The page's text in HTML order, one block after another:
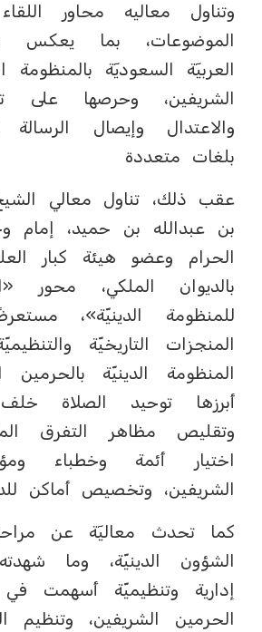
وتناول معاليه محاور
الموضوعات، بما يعكس
العربيٓة السعوديٓة بالمنظومة
الشريفين، وحرصها على
والاعتدال وإيصال الرسالة
بلغات متعددة
عقب ذلك، تناول معالي
بن عبدالله بن حميد، إمام
الحرام وعضو هيئة كبار
بالديوان الملكي، محور
للمنظومة الدينيّة»،
المنجزات التاريخيّة
المنظومة الدينيّة بالحرمين
أبرزها توحيد الصلاة
وتقليص مظاهر التفرق
اختيار أئمة وخطباء
الشريفين، وتخصيص أماكن
كما تحدث معاليٓة عن
الشؤون الدينيّة، وما
إدارية وتنظيميّة أسهمت
الحرمين الشريفين، وتنظيم